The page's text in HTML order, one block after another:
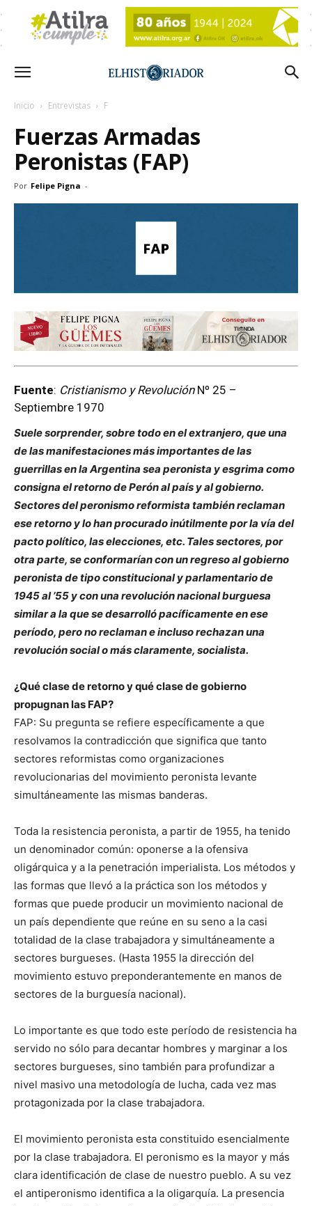
Inicio Entrevistas F
Fuerzas Armadas
Peronistas (FAP)
Por Felipe Pigna -
Fuente: Cristianismo y RevoluciónNº 25 –
Septiembre 1970
Suele sorprender, sobre todo en el extranjero, que una
de las manifestaciones más importantes de las
guerrillas en la Argentina sea peronista y esgrima como
consigna el retorno de Perón al país y al gobierno.
Sectores del peronismo reformista también reclaman
ese retorno y lo han procurado inútilmente por la vía del
pacto político, las elecciones, etc. Tales sectores, por
otra parte, se conformarían con un regreso al gobierno
peronista de tipo constitucional y parlamentario de
1945 al ’55 y con una revolución nacional burguesa
similar a la que se desarrolló pacíficamente en ese
período, pero no reclaman e incluso rechazan una
revolución social o más claramente, socialista.
¿Qué clase de retorno y qué clase de gobierno
propugnan las FAP?
FAP: Su pregunta se refiere específicamente a que
resolvamos la contradicción que significa que tanto
sectores reformistas como organizaciones
revolucionarias del movimiento peronista levante
simultáneamente las mismas banderas.
Toda la resistencia peronista, a partir de 1955, ha tenido
un denominador común: oponerse a la ofensiva
oligárquica y a la penetración imperialista. Los métodos y
las formas que llevó a la práctica son los métodos y
formas que puede producir un movimiento nacional de
un país dependiente que reúne en su seno a la casi
totalidad de la clase trabajadora y simultáneamente a
sectores burgueses. (Hasta 1955 la dirección del
movimiento estuvo preponderantemente en manos de
sectores de la burguesía nacional).
Lo importante es que todo este período de resistencia ha
servido no sólo para decantar hombres y marginar a los
sectores burgueses, sino también para profundizar a
nivel masivo una metodología de lucha, cada vez mas
protagonizada por la clase trabajadora.
El movimiento peronista esta constituido esencialmente
por la clase trabajadora. El peronismo es la mayor y más
clara identificación de clase de nuestro pueblo. A su vez
el antiperonismo identifica a la oligarquía. La presencia